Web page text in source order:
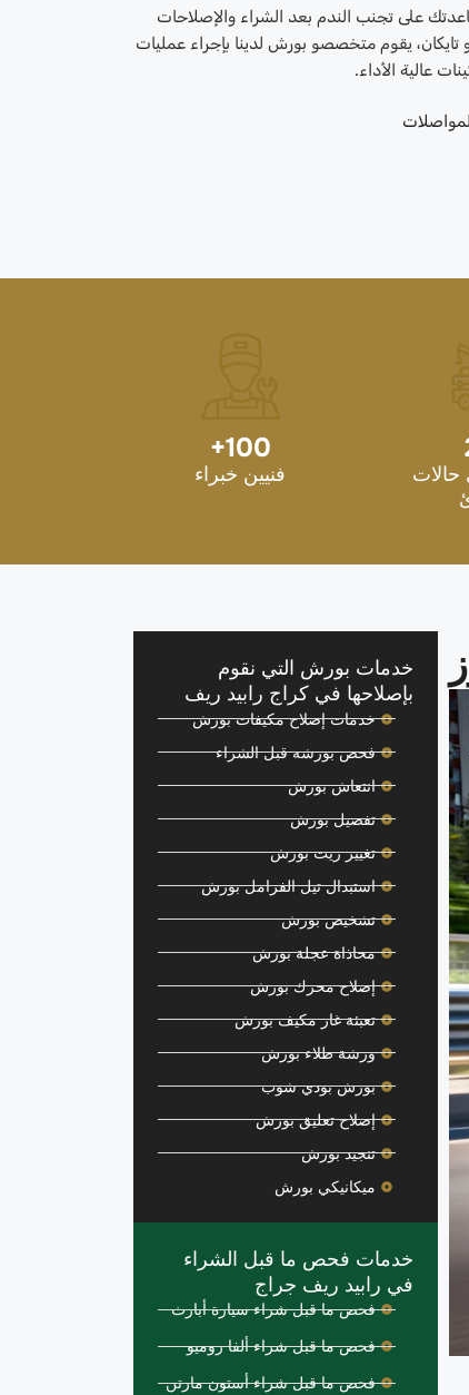
على تجنب الندم بعد الشراء والإصلاحات
سيارة 911 أو كايين أو تايكان، يقوم متخصصو بورش لدينا بإجراء عمليات
عالية الأداء.
حالات
100
+
فنيين خبراء
خدمات بورش التي نقوم
بإصلاحها في كراج رابيد ريف
خدمات إصلاح مكيفات بورش
فحص بورشه قبل الشراء
انتعاش بورش
تفصيل بورش
تغيير زيت بورش
استبدال تيل الفرامل بورش
تشخيص بورش
محاذاة عجلة بورش
إصلاح محرك بورش
تعبئة غاز مكيف بورش
ورشة طلاء بورش
بورش بودي شوب
إصلاح تعليق بورش
تنجيد بورش
ميكانيكي بورش
خدمات فحص ما قبل الشراء
في رابيد ريف جراج
فحص ما قبل شراء سيارة أبارث
فحص ما قبل شراء ألفا روميو
فحص ما قبل شراء أستون مارتن